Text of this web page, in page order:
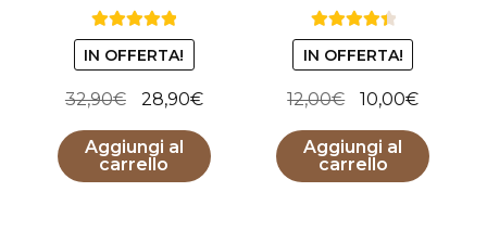
Valutato5.00
su 5
IN OFFERTA!
32,90€
prezzo
originale
era:
28,90€Il
attuale
è:
Aggiungi al
carrello
Valutato
4.50 su 5
IN OFFERTA!
12,00€
prezzo
originale
era:
10,00€Il
attuale
è:
Aggiungi al
carrello